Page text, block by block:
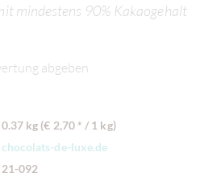
mindestens 90% Kakaogehalt
abgeben
0.37 kg (€ 2,70 * / 1 kg)
chocolats-de-luxe.de
21-092